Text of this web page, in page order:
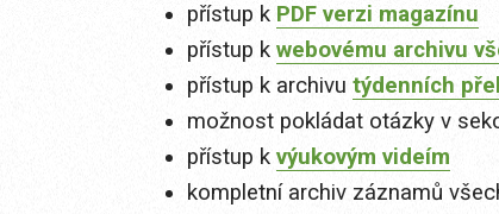
přístup k PDF verzi magazínu
přístup k webovému archivu
přístup k archivu týdenních
možnost pokládat otázky v
přístup k výukovým videím
kompletní archiv záznamů